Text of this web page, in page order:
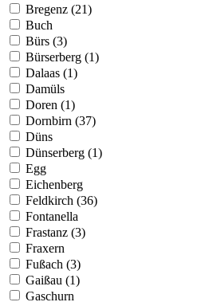
Bregenz (21)
Buch
Bürs (3)
Bürserberg (1)
Dalaas (1)
Damüls
Doren (1)
Dornbirn (37)
Düns
Dünserberg (1)
Egg
Eichenberg
Feldkirch (36)
Fontanella
Frastanz (3)
Fraxern
Fußach (3)
Gaißau (1)
Gaschurn